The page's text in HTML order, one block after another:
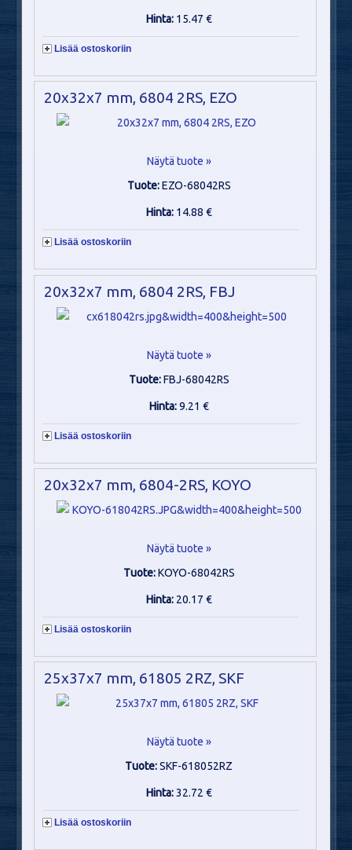
Hinta: 15.47 €
Lisää ostoskoriin
20x32x7 mm, 6804 2RS, EZO
Näytä tuote »
Tuote:EZO-68042RS
Hinta: 14.88 €
Lisää ostoskoriin
20x32x7 mm, 6804 2RS, FBJ
Näytä tuote »
Tuote:FBJ-68042RS
Hinta:9.21 €
Lisää ostoskoriin
20x32x7 mm, 6804-2RS, KOYO
Näytä tuote »
Tuote:KOYO-68042RS
Hinta: 20.17 €
Lisää ostoskoriin
25x37x7 mm, 61805 2RZ, SKF
Näytä tuote »
Tuote:SKF-618052RZ
Hinta:32.72 €
Lisää ostoskoriin